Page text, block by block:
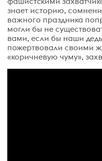
знает историю,
важного праздника
могли бы не
вами, если бы наши
пожертвовали своими
«коричневую чуму»,